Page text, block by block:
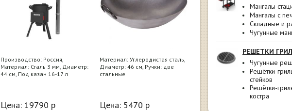
Мангалы
Мангалы с
Складные и
Чугунные
РЕШЕТКИ
Чугунные
Решётки-
стейков
Решётки-
костра
Производство: Россия,
Материал: Сталь 3 мм, Диаметр:
44 см, Под казан 16-17 л
Цена: 19790 р
Материал: Углеродистая сталь,
Диаметр: 46 см, Ручки: две
стальные
Цена: 5470 р